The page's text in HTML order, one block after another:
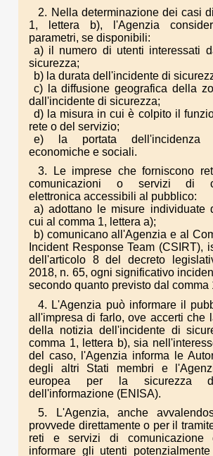
2. Nella determinazione dei casi
1, lettera b), l'Agenzia
parametri, se disponibili:
a) il numero di utenti interessati
sicurezza;
b) la durata dell'incidente di
c) la diffusione geografica della
dall'incidente di sicurezza;
d) la misura in cui è colpito il
rete o del servizio;
e) la portata dell'incidenza
economiche e sociali.
3. Le imprese che forniscono
comunicazioni o servizi di
elettronica accessibili al pubblico:
a) adottano le misure individuate
cui al comma 1, lettera a);
b) comunicano all'Agenzia e al
Incident Response Team (CSIRT),
dell'articolo 8 del decreto
2018, n. 65, ogni significativo
secondo quanto previsto dal comma
4. L'Agenzia può informare il
all'impresa di farlo, ove accerti che
della notizia dell'incidente di
comma 1, lettera b), sia
del caso, l'Agenzia informa le
degli altri Stati membri e
europea per la sicurezza
dell'informazione (ENISA).
5. L'Agenzia, anche
provvede direttamente o per il
reti e servizi di comunicazione
informare gli utenti